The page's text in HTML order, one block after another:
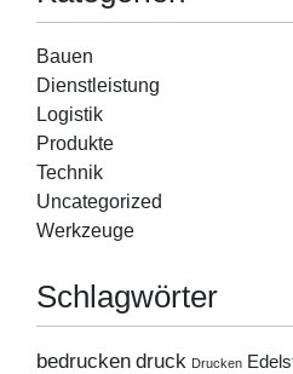
Bauen
Dienstleistung
Logistik
Produkte
Technik
Uncategorized
Werkzeuge
Schlagwörter
bedrucken druck Drucken